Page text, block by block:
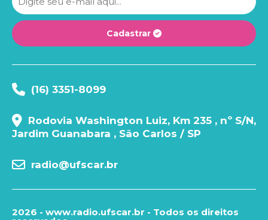
Cadastrar
(16) 3351-8099
Rodovia Washington Luiz, Km 235 , nº S/N,
Jardim Guanabara , São Carlos / SP
radio@ufscar.br
2026 - www.radio.ufscar.br - Todos os direitos